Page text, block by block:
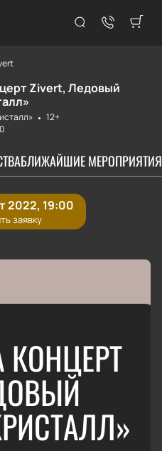
Zivert, Ледовый
12+
БЛИЖАЙШИЕ МЕРОПРИЯТИЯ